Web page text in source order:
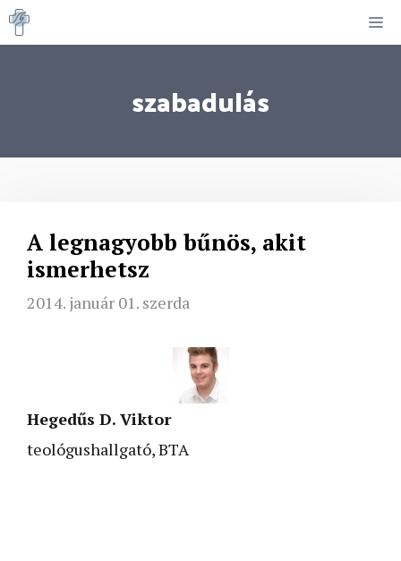
Kilépés
a
szabadulás
A legnagyobb bűnös, akit
ismerhetsz
2014. január 01. szerda
Hegedűs D. Viktor
teológushallgató, BTA